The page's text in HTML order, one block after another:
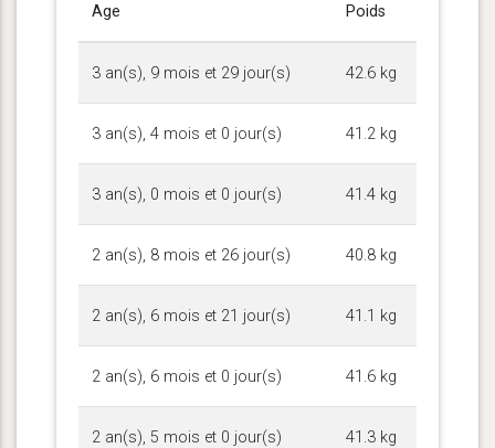
Age Poids
3 an(s), 9 mois et 29 jour(s) 42.6 kg
3 an(s), 4 mois et 0 jour(s) 41.2 kg
3 an(s), 0 mois et 0 jour(s) 41.4 kg
2 an(s), 8 mois et 26 jour(s) 40.8 kg
2 an(s), 6 mois et 21 jour(s) 41.1 kg
2 an(s), 6 mois et 0 jour(s) 41.6 kg
2 an(s), 5 mois et 0 jour(s) 41.3 kg